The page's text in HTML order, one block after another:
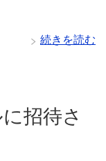
続きを読む
招待さ